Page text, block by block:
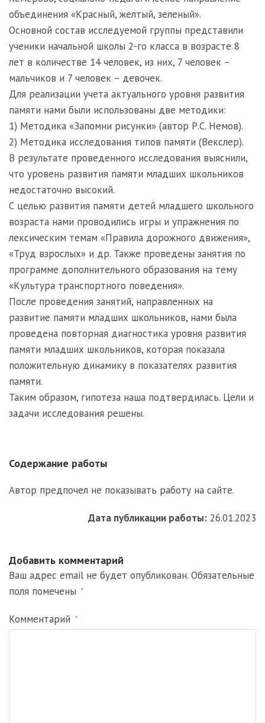
объединения «Красный, желтый, зеленый».
Основной состав исследуемой группы представили
ученики начальной школы 2-го класса в возрасте 8
лет в количестве 14 человек, из них, 7 человек –
мальчиков и 7 человек – девочек.
Для реализации учета актуального уровня развития
памяти нами были использованы две методики:
1) Методика «Запомни рисунки» (автор Р.С. Немов).
2) Методика исследования типов памяти (Векслер).
В результате проведенного исследования выяснили,
что уровень развития памяти младших школьников
недостаточно высокий.
С целью развития памяти детей младшего школьного
возраста нами проводились игры и упражнения по
лексическим темам «Правила дорожного движения»,
«Труд взрослых» и др. Также проведены занятия по
программе дополнительного образования на тему
«Культура транспортного поведения».
После проведения занятий, направленных на
развитие памяти младших школьников, нами была
проведена повторная диагностика уровня развития
памяти младших школьников, которая показала
положительную динамику в показателях развития
памяти.
Таким образом, гипотеза наша подтвердилась. Цели и
задачи исследования решены.
Содержание работы
Автор предпочел не показывать работу на сайте.
Дата публикации работы: 26.01.2023
Добавить комментарий
Ваш адрес email не будет опубликован. Обязательные
поля помечены
*
Комментарий *